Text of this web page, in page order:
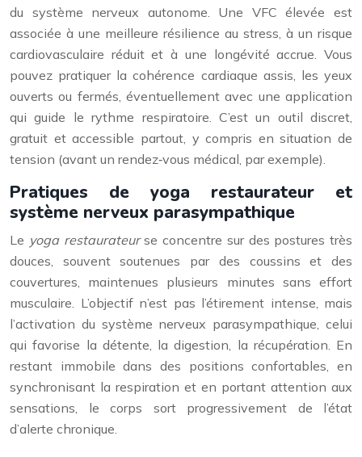
du système nerveux autonome. Une VFC élevée est
associée à une meilleure résilience au stress, à un risque
cardiovasculaire réduit et à une longévité accrue. Vous
pouvez pratiquer la cohérence cardiaque assis, les yeux
ouverts ou fermés, éventuellement avec une application
qui guide le rythme respiratoire. C’est un outil discret,
gratuit et accessible partout, y compris en situation de
tension (avant un rendez‑vous médical, par exemple).
Pratiques de yoga restaurateur et
système nerveux parasympathique
Le yoga restaurateurse concentre sur des postures très
douces, souvent soutenues par des coussins et des
couvertures, maintenues plusieurs minutes sans effort
musculaire. L’objectif n’est pas l’étirement intense, mais
l’activation du système nerveux parasympathique, celui
qui favorise la détente, la digestion, la récupération. En
restant immobile dans des positions confortables, en
synchronisant la respiration et en portant attention aux
sensations, le corps sort progressivement de l’état
d’alerte chronique.